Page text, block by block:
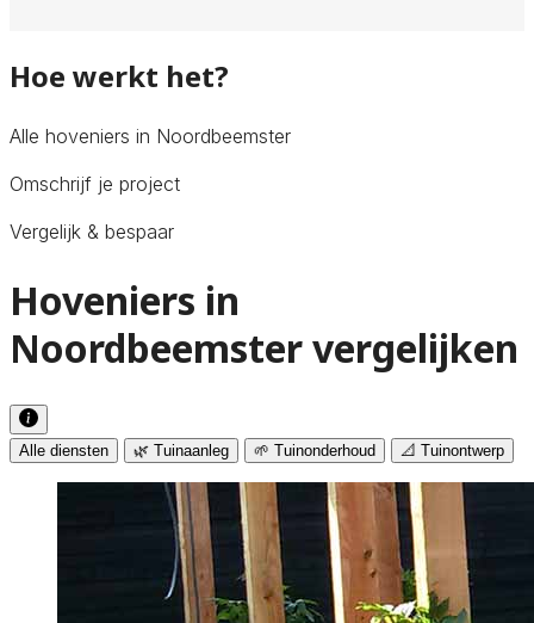
Hoe werkt het?
Alle hoveniers in Noordbeemster
Omschrijf je project
Vergelijk & bespaar
Hoveniers in
Noordbeemster vergelijken
Alle diensten 🌿 Tuinaanleg 🌱 Tuinonderhoud 📐 Tuinontwerp